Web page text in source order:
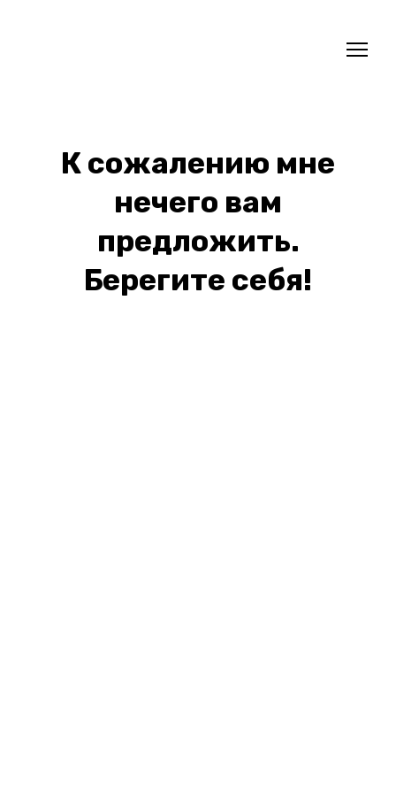
К сожалению мне
нечего вам
предложить.
Берегите себя!